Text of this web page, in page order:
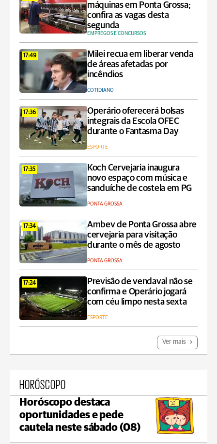
máquinas em Ponta Grossa;
confira as vagas desta
segunda
EMPREGOS E CONCURSOS
17:49
Milei recua em liberar venda
de áreas afetadas por
incêndios
COTIDIANO
17:36
Operário oferecerá bolsas
integrais da Escola OFEC
durante o Fantasma Day
ESPORTE
17:35
Koch Cervejaria inaugura
novo espaço com música e
sanduíche de costela em PG
PONTA GROSSA
17:34
Ambev de Ponta Grossa abre
cervejaria para visitação
durante o mês de agosto
PONTA GROSSA
17:24
Previsão de vendaval não se
confirma e Operário jogará
com céu limpo nesta sexta
ESPORTE
Ver mais
HORÓSCOPO
Horóscopo destaca
oportunidades e pede
cautela neste sábado (08)